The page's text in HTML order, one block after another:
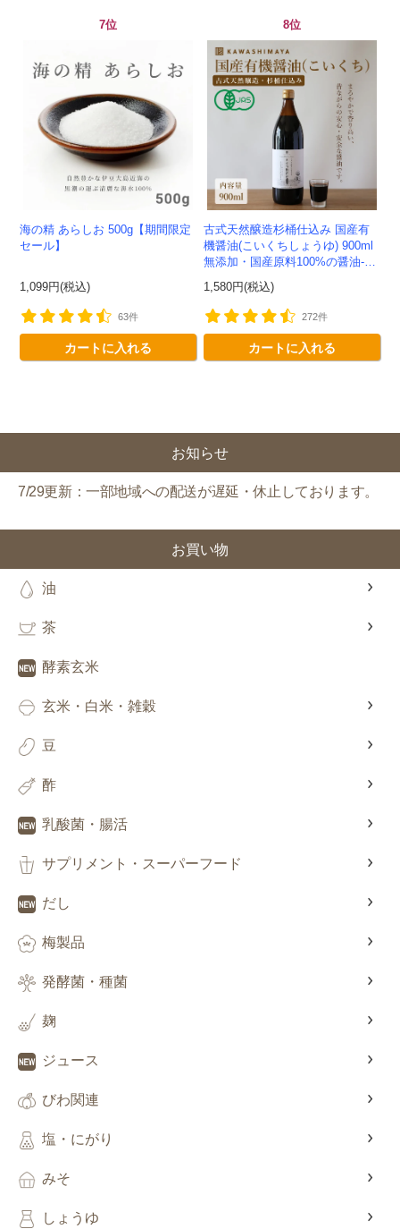
7位
海の精 あらしお 500g【期間限定
セール】
1,099円(税込)
63件
カートに入れる
8位
古式天然醸造杉桶仕込み 国産有
機醤油(こいくちしょうゆ) 900ml
無添加・国産原料100%の醤油-か
わしま屋-
1,580円(税込)
272件
カートに入れる
お知らせ
7/29更新：一部地域への配送が遅延・休止しております。
お買い物
油
茶
酵素玄米
玄米・白米・雑穀
豆
酢
乳酸菌・腸活
サプリメント・スーパーフード
だし
梅製品
発酵菌・種菌
麹
ジュース
びわ関連
塩・にがり
みそ
しょうゆ
新規会員様限定
今すぐ使える
円OFFクーポンを
ご用意しました🎁
会員登録ありがとうございます！
＼ ご登録の感謝を込めて ／
新規会員様限定特典クーポン
300円OFF
ご利用回数：お一人様1回限り
※他のクーポンとの併用はできません
クーポンのご利用方法はこちら >>